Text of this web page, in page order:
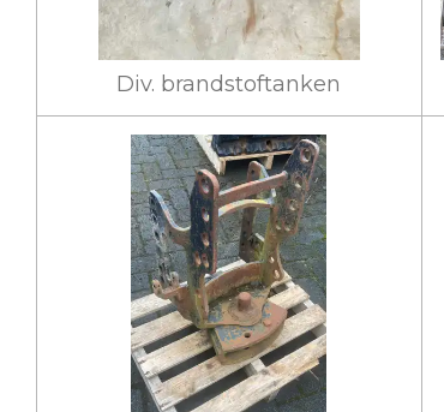
Div. brandstoftanken